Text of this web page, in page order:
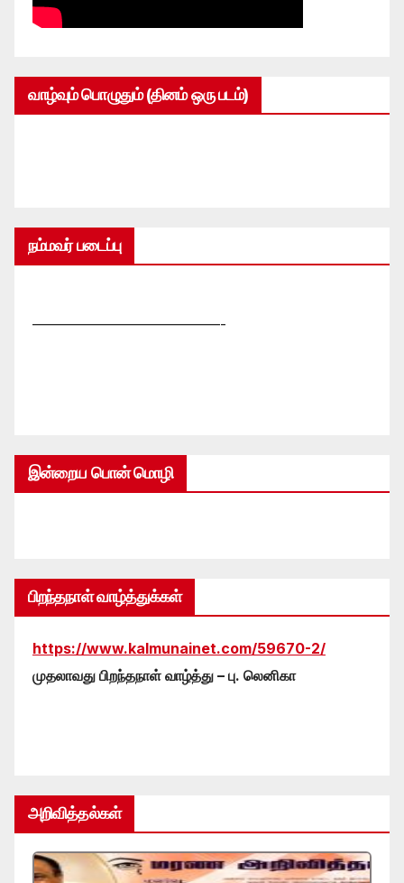
வாழ்வும் பொழுதும் (தினம் ஒரு படம்)
நம்மவர் படைப்பு
—————————————-
இன்றைய பொன் மொழி
பிறந்தநாள் வாழ்த்துக்கள்
https://www.kalmunainet.com/59670-2/
முதலாவது பிறந்தநாள் வாழ்த்து – பு. லெனிகா
அறிவித்தல்கள்